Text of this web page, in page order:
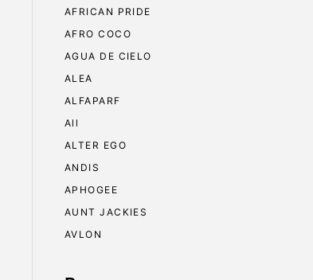
AFRICAN PRIDE
AFRO COCO
AGUA DE CIELO
ALEA
ALFAPARF
All
ALTER EGO
ANDIS
APHOGEE
AUNT JACKIES
AVLON